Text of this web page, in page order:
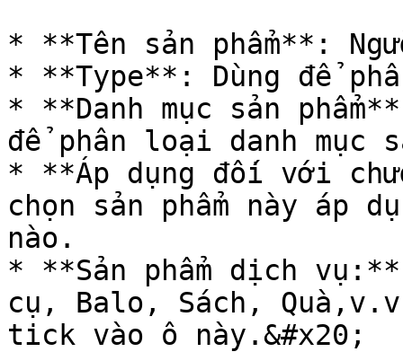
* **Tên sản phẩm**:
* **Type**: Dùng để
* **Danh mục sản
để phân loại danh mục
* **Áp dụng đối với
chọn sản phẩm này áp
nào.
* **Sản phẩm dịch
cụ, Balo, Sách,
tick vào ô này.&#x20;